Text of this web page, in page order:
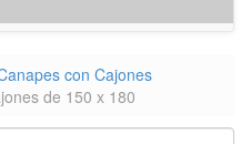
con Cajones
de 150 x 180